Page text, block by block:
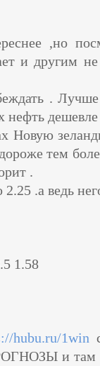
,но
и другим
.
Новую
тем
.
.а ведь
1.58
hubu.ru/1win
и там